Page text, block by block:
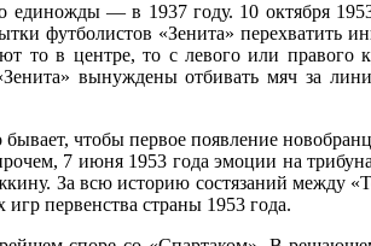
единожды — в 1937 году. 10 октября
футболистов «Зенита» перехватить
то в центре, то с левого или правого
вынуждены отбивать мяч за
чтобы первое появление
7 июня 1953 года эмоции на
За всю историю состязаний между
первенства страны 1953 года.